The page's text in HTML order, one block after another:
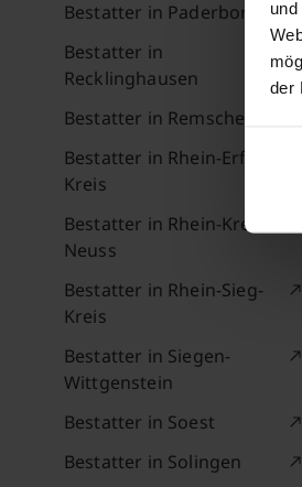
der
Bestatter in Paderborn
Bestatter in
Recklinghausen
Bestatter in Remscheid
Bestatter in Rhein-Erft-
Kreis
Bestatter in Rhein-Kreis
Neuss
Bestatter in Rhein-Sieg-
Kreis
Bestatter in Siegen-
Wittgenstein
Bestatter in Soest
Bestatter in Solingen